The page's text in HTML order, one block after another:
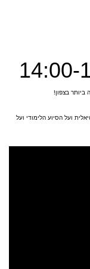
בצפון!
ועל הסיוע הלימודי ועל